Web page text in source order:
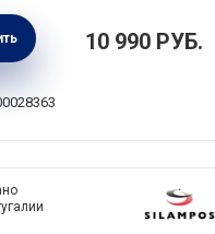
Blue 5,2 л,
сталь, цвет
14931244
10 990 РУБ.